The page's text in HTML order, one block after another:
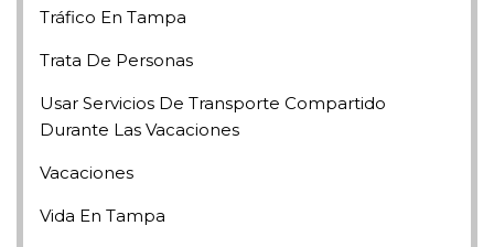
Tráfico En Tampa
Trata De Personas
Usar Servicios De Transporte Compartido
Durante Las Vacaciones
Vacaciones
Vida En Tampa